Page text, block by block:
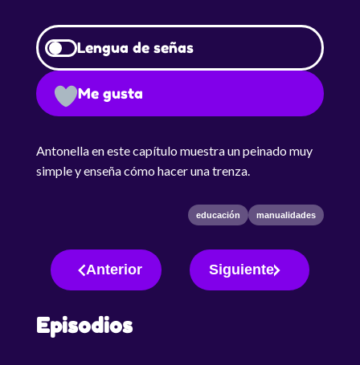
Lengua de señas
Me gusta
Antonella en este capítulo muestra un peinado muy
simple y enseña cómo hacer una trenza.
educación manualidades
Anterior Siguiente
Episodios